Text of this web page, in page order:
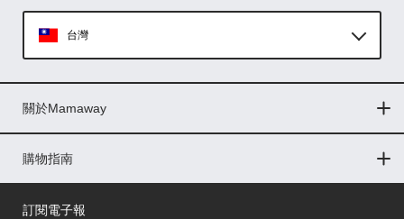
台灣
印尼
馬來西亞
關於Mamaway
門市據點
最新消息
品牌故事
人力招募
媒體花絮
隱私權聲明
CSR企業社會責任
購物指南
購物常見問題
退換貨問題
儲值金使用條款
購買儲值金
發票問題
會員權益
線上留言
吸乳器-免費體驗
訂閱電子報